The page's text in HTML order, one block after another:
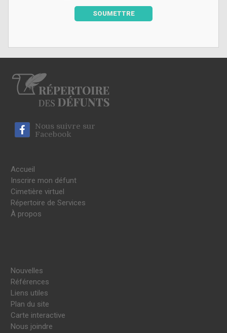
SOUMETTRE
Nous suivre sur
Facebook
Accueil
Inscrire mon défunt
Cimetière virtuel
Répertoire de Services
À propos
Nouvelles
Références
Liens utiles
Plan du site
Carte interactive
Nous joindre